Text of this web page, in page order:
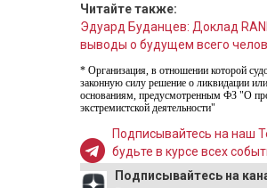
Читайте также:
Эдуард Буданцев: Доклад
выводы о будущем всего
* Организация, в отношении которой
законную силу решение о ликвидации
основаниям, предусмотренным ФЗ "О
экстремистской деятельности"
Подписывайтесь на наш
будьте в курсе всех
Подписывайтесь на